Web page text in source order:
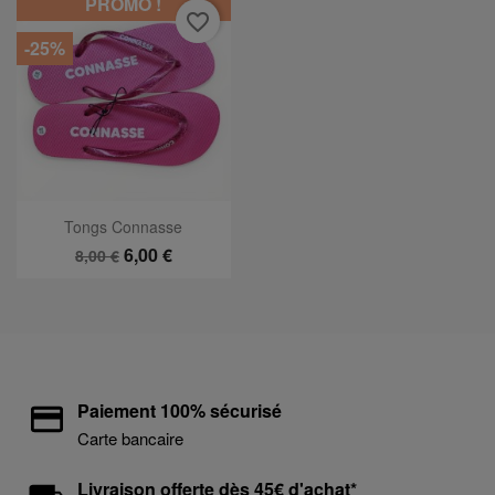
Tongs Connasse
8,00 € 6,00 €
-25%
favorite_border
Paiement 100% sécurisé
Carte bancaire
Livraison offerte dès 45€ d'achat*